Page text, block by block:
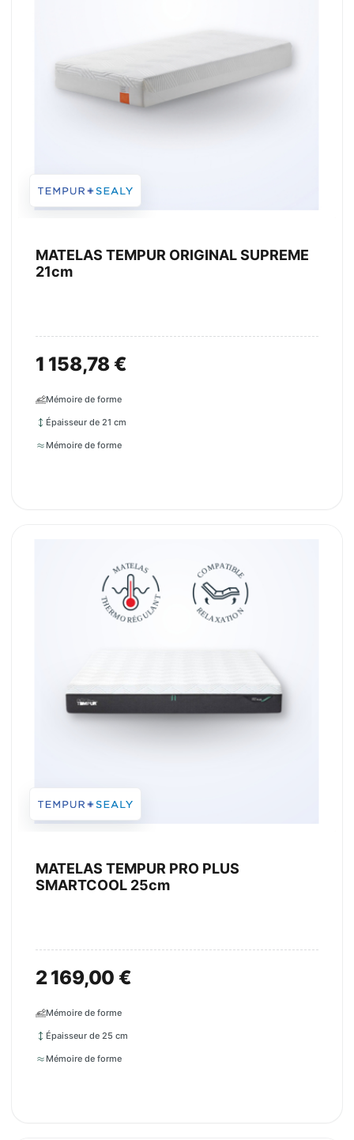
MATELAS TEMPUR ORIGINAL SUPREME
21cm
Mémoire de forme
Épaisseur de 21 cm
Mémoire de forme
1 158,78 €
MATELAS TEMPUR PRO PLUS
SMARTCOOL 25cm
Mémoire de forme
Épaisseur de 25 cm
Mémoire de forme
2 169,00 €